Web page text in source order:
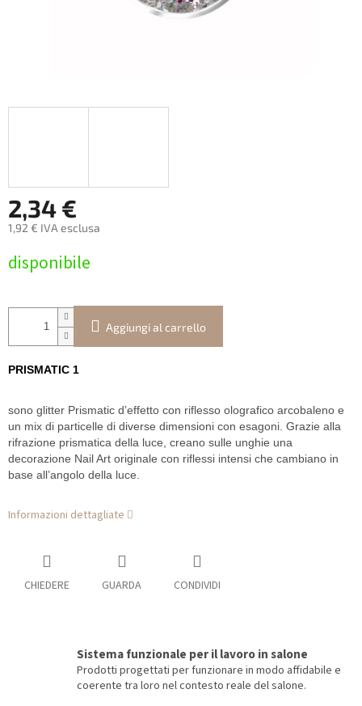
2,34 €
1,92 € IVA esclusa
della
disponibile
Aggiungi al carrello
PRISMATIC 1
sono glitter Prismatic d’effetto con riflesso olografico arcobaleno e
un mix di particelle di diverse dimensioni con esagoni. Grazie alla
rifrazione prismatica della luce, creano sulle unghie una
decorazione Nail Art originale con riflessi intensi che cambiano in
base all’angolo della luce.
Informazioni dettagliate
CHIEDERE GUARDA CONDIVIDI
Sistema funzionale per il lavoro in salone
Prodotti progettati per funzionare in modo affidabile e
coerente tra loro nel contesto reale del salone.